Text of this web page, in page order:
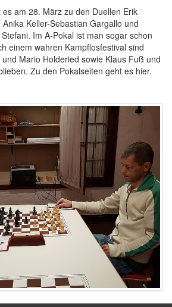
am 28. März zu den Duellen Erik
Keller-Sebastian Gargallo und
Im A-Pokal ist man sogar schon
einem wahren Kampflosfestival sind
Mario Holderied sowie Klaus Fuß und
Zu den Pokalseiten geht es hier.